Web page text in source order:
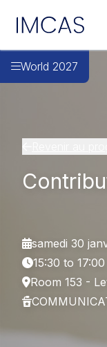
IMCAS
World 2027
samedi 30
15:30 to 17:00
Room 153 -